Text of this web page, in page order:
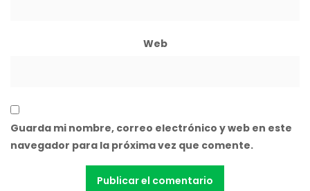
Web
Guarda mi nombre, correo electrónico y web en este
navegador para la próxima vez que comente.